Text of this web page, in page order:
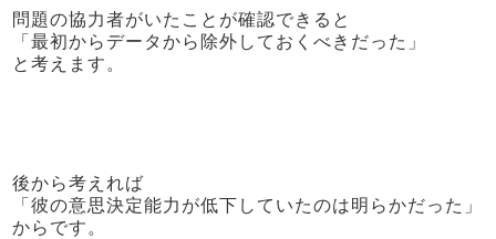
問題の協力者がいたことが確認できると
「最初からデータから除外しておくべきだった」
と考えます。
後から考えれば
「彼の意思決定能力が低下していたのは明らかだった」
からです。